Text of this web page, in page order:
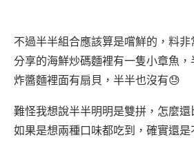
不過半半組合應該算是嚐鮮的，料
分享的海鮮炒碼麵裡有一隻小章魚
炸醬麵裡面有扇貝，半半也沒有😓
難怪我想說半半明明是雙拼，怎麼
如果是想兩種口味都吃到，確實還